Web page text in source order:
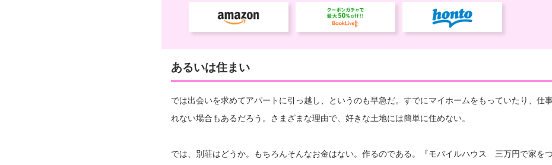
あるいは住まい
では出会いを求めてアパートに引っ越し、というのも早急だ。すでにマイホームをもっていたり、仕
れない場合もあるだろう。さまざまな理由で、好きな土地には簡単に住めない。
では、別荘はどうか。もちろんそんなお金はない。作るのである。『モバイルハウス 三万円で家を